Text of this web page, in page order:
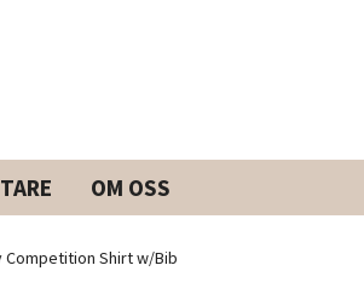
OM OSS
Competition Shirt w/Bib